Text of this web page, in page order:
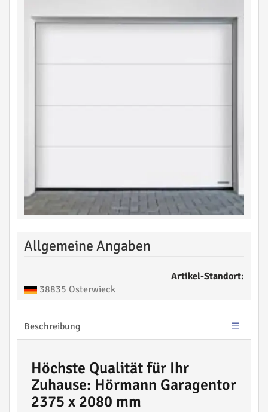
Allgemeine Angaben
Artikel-Standort:
38835 Osterwieck
Beschreibung
Höchste Qualität für Ihr
Zuhause: Hörmann Garagentor
2375 x 2080 mm